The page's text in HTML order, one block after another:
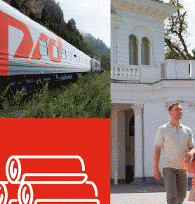
на территории Крыма ввели
бензина марки АИ-92.
не более 20 литров на
АИ-95 в приоритетном порядке
социальному транспорту, а
Власти допустили, что
нормализоваться в течение
на контроле решение